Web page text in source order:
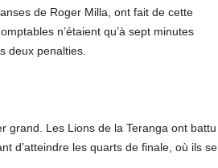
de Roger Milla, ont fait de cette
n’étaient qu’à sept minutes
deux penalties.
grand. Les Lions de la Teranga ont battu
d’atteindre les quarts de finale, où ils se